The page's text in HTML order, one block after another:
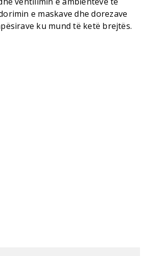
e maskave dhe dorezave
ku mund të ketë brejtës.